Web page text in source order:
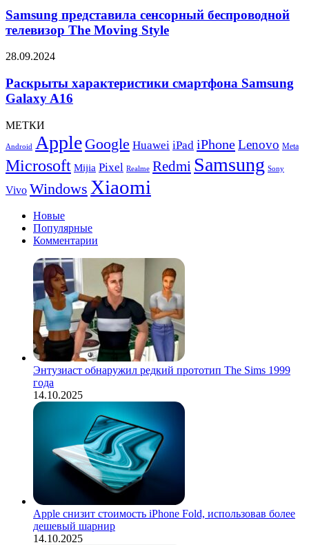
зарядку
сенсорный
беспроводной
телевизор
Moving
Samsung представила сенсорный беспроводной
телевизор The Moving Style
Раскрыты
смартфона
Samsung
Galaxy
28.09.2024
Раскрыты характеристики смартфона Samsung
Galaxy A16
МЕТКИ
Android Apple Google Huawei iPad iPhoneLenovo Meta
Microsoft Mijia Pixel Realme Redmi Samsung Sony
Vivo Windows Xiaomi
Новые
Популярные
Комментарии
Энтузиаст обнаружил редкий прототип The Sims 1999
года
14.10.2025
Apple снизит стоимость iPhone Fold, использовав более
дешевый шарнир
14.10.2025